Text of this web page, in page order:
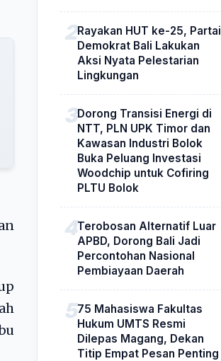
Rayakan HUT ke-25, Partai
Demokrat Bali Lakukan
Aksi Nyata Pelestarian
Lingkungan
Dorong Transisi Energi di
NTT, PLN UPK Timor dan
Kawasan Industri Bolok
Buka Peluang Investasi
Woodchip untuk Cofiring
PLTU Bolok
Terobosan Alternatif Luar
APBD, Dorong Bali Jadi
Percontohan Nasional
Pembiayaan Daerah
75 Mahasiswa Fakultas
Hukum UMTS Resmi
Dilepas Magang, Dekan
Titip Empat Pesan Penting